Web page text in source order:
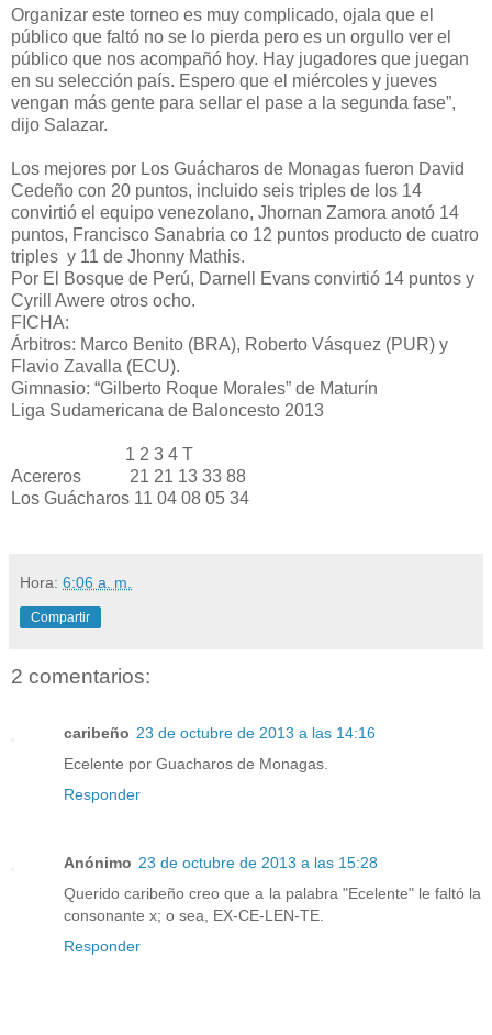
Organizar este torneo es muy complicado, ojala que el
público que faltó no se lo pierda pero es un orgullo ver el
público que nos acompañó hoy. Hay jugadores que juegan
en su selección país. Espero que el miércoles y jueves
vengan más gente para sellar el pase a la segunda fase”,
dijo Salazar.
Los mejores por Los Guácharos de Monagas fueron David
Cedeño con 20 puntos, incluido seis triples de los 14
convirtió el equipo venezolano, Jhornan Zamora anotó 14
puntos, Francisco Sanabria co 12 puntos producto de cuatro
triples y 11 de Jhonny Mathis.
Por El Bosque de Perú, Darnell Evans convirtió 14 puntos y
Cyrill Awere otros ocho.
FICHA:
Árbitros: Marco Benito (BRA), Roberto Vásquez (PUR) y
Flavio Zavalla (ECU).
Gimnasio: “Gilberto Roque Morales” de Maturín
Liga Sudamericana de Baloncesto 2013
1 2 3 4 T
Acereros 21 21 13 33 88
Los Guácharos 11 04 08 05 34
Hora: 6:06 a. m.
Compartir
2 comentarios:
caribeño 23 de octubre de 2013 a las 14:16
Ecelente por Guacharos de Monagas.
Responder
Anónimo 23 de octubre de 2013 a las 15:28
Querido caribeño creo que a la palabra "Ecelente" le faltó la
consonante x; o sea, EX-CE-LEN-TE.
Responder